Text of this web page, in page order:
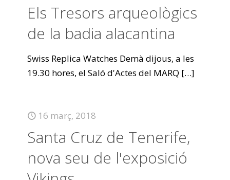
Els Tresors arqueològics
de la badia alacantina
Swiss Replica Watches Demà dijous, a les
19.30 hores, el Saló d'Actes del MARQ […]
16 març, 2018
Santa Cruz de Tenerife,
nova seu de l'exposició